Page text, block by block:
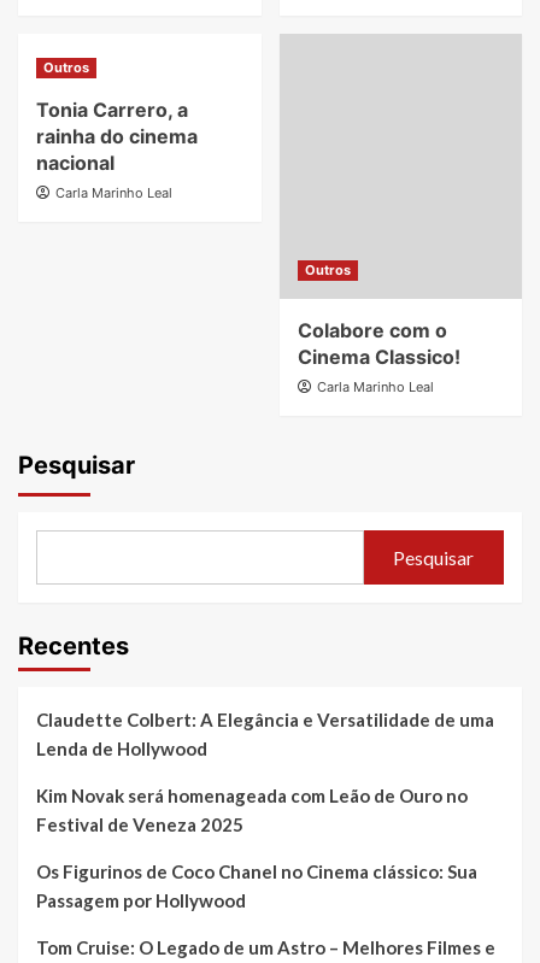
Outros
Tonia Carrero, a
rainha do cinema
nacional
Carla Marinho Leal
Outros
Colabore com o
Cinema Classico!
Carla Marinho Leal
Pesquisar
Pesquisar
Recentes
Claudette Colbert: A Elegância e Versatilidade de uma
Lenda de Hollywood
Kim Novak será homenageada com Leão de Ouro no
Festival de Veneza 2025
Os Figurinos de Coco Chanel no Cinema clássico: Sua
Passagem por Hollywood
Tom Cruise: O Legado de um Astro – Melhores Filmes e